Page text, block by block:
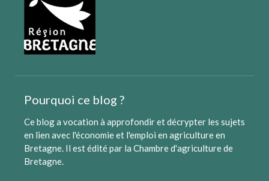
Pourquoi ce blog ?
Ce blog a vocation à approfondir et décrypter les sujets
en lien avec l'économie et l'emploi en agriculture en
Bretagne. Il est édité par la Chambre d'agriculture de
Bretagne.